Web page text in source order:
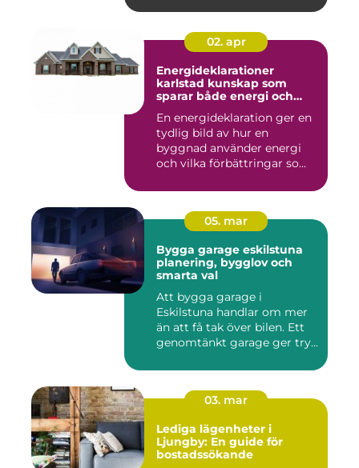
02. apr
Energideklarationer
karlstad kunskap som
sparar både energi och
En energideklaration ger en
tydlig bild av hur en
byggnad använder energi
och vilka förbättringar so...
05. mar
Bygga garage eskilstuna
planering, bygglov och
smarta val
Att bygga garage i
Eskilstuna handlar om mer
än att få tak över bilen. Ett
genomtänkt garage ger try...
03. mar
Lediga lägenheter i
Ljungby: En guide för
bostadssökande